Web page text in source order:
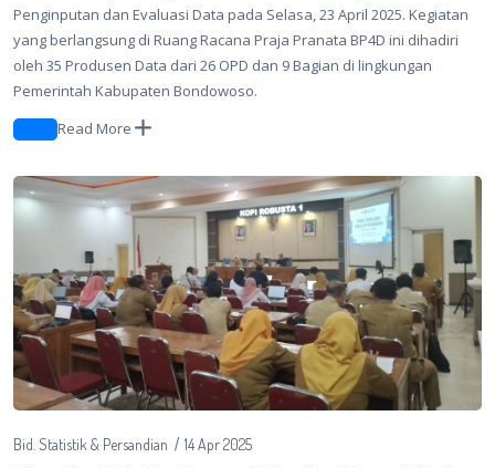
Penginputan dan Evaluasi Data pada Selasa, 23 April 2025. Kegiatan
yang berlangsung di Ruang Racana Praja Pranata BP4D ini dihadiri
oleh 35 Produsen Data dari 26 OPD dan 9 Bagian di lingkungan
Pemerintah Kabupaten Bondowoso.
Read More
Bid. Statistik & Persandian 14 Apr 2025